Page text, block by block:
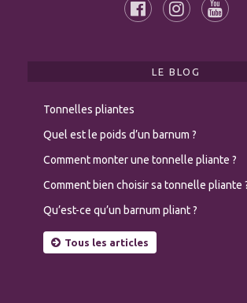
LE BLOG
Tonnelles pliantes
Quel est le poids d’un barnum ?
Comment monter une tonnelle pliante ?
Comment bien choisir sa tonnelle pliante
Qu’est-ce qu’un barnum pliant ?
Tous les articles